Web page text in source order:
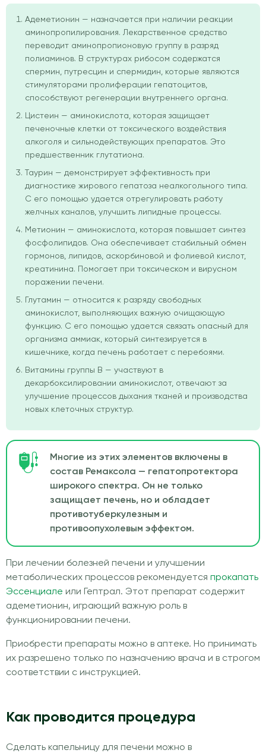
Адеметионин — назначается при наличии реакции
аминопропилирования. Лекарственное средство
переводит аминопропионовую группу в разряд
полиаминов. В структурах рибосом содержатся
спермин, путресцин и спермидин, которые являются
стимуляторами пролиферации гепатоцитов,
способствуют регенерации внутреннего органа.
Цистеин — аминокислота, которая защищает
печеночные клетки от токсического воздействия
алкоголя и сильнодействующих препаратов. Это
предшественник глутатиона.
Таурин — демонстрирует эффективность при
диагностике жирового гепатоза неалкогольного типа.
С его помощью удается отрегулировать работу
желчных каналов, улучшить липидные процессы.
Метионин — аминокислота, которая повышает синтез
фосфолипидов. Она обеспечивает стабильный обмен
гормонов, липидов, аскорбиновой и фолиевой кислот,
креатинина. Помогает при токсическом и вирусном
поражении печени.
Глутамин — относится к разряду свободных
аминокислот, выполняющих важную очищающую
функцию. С его помощью удается связать опасный для
организма аммиак, который синтезируется в
кишечнике, когда печень работает с перебоями.
Витамины группы В — участвуют в
декарбоксилировании аминокислот, отвечают за
улучшение процессов дыхания тканей и производства
новых клеточных структур.
Многие из этих элементов включены в
состав Ремаксола — гепатопротектора
широкого спектра. Он не только
защищает печень, но и обладает
противотуберкулезным и
противоопухолевым эффектом.
При лечении болезней печени и улучшении
метаболических процессов рекомендуется прокапать
Эссенциале или Гептрал. Этот препарат содержит
адеметионин, играющий важную роль в
функционировании печени.
Приобрести препараты можно в аптеке. Но принимать
их разрешено только по назначению врача и в строгом
соответствии с инструкцией.
Как проводится процедура
Сделать капельницу для печени можно в